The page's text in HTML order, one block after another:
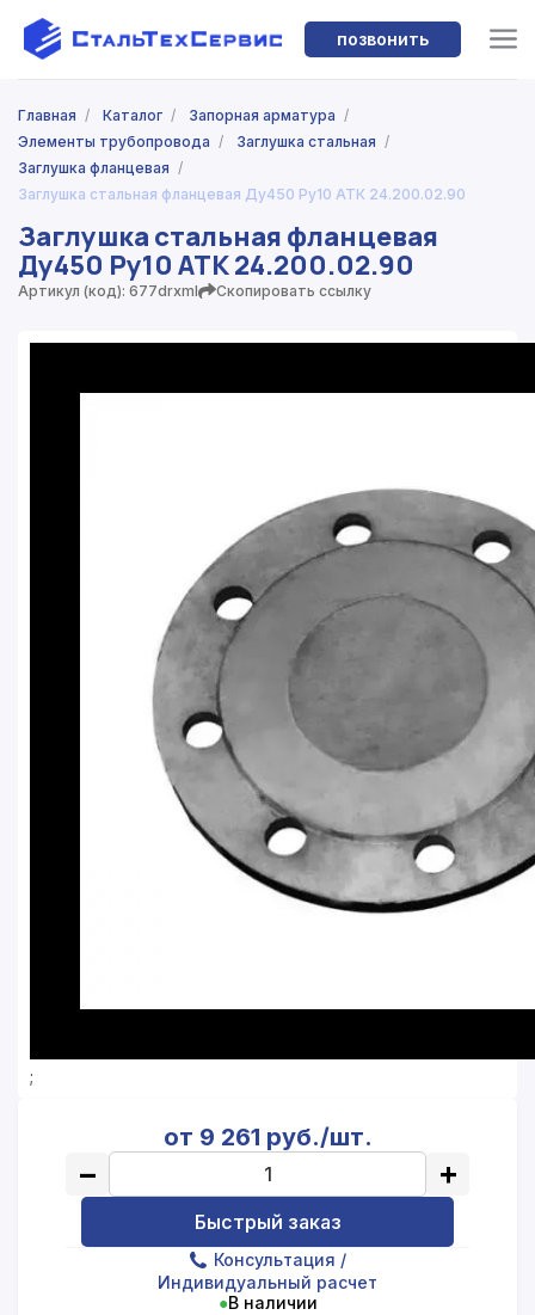
позвонить
Главная / Каталог / Запорная арматура /
Элементы трубопровода / Заглушка стальная /
Заглушка фланцевая /
Заглушка стальная фланцевая Ду450 Ру10 АТК 24.200.02.90
Заглушка стальная фланцевая
Ду450 Ру10 АТК 24.200.02.90
Артикул (код): 677drxml Скопировать ссылку
;
от 9 261 руб./шт.
− +
Быстрый заказ
Консультация /
Индивидуальный расчет
●В наличии